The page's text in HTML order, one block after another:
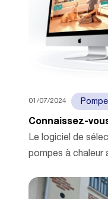
01/07/2024
Connaissez-
Le logiciel de
pompes à chaleur